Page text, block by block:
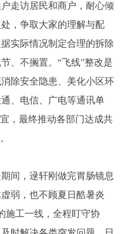
走访居民和商户，耐心倾
，争取大家的理解与配
实际情况制定合理的拆除
、不搁置。“飞线”整改是
除安全隐患、美化小区环
、电信、广电等通讯单
，最终推动各部门达成共
，逯轩刚做完胃肠镜息
弱，也不顾夏日酷暑炎
施工一线，全程盯守协